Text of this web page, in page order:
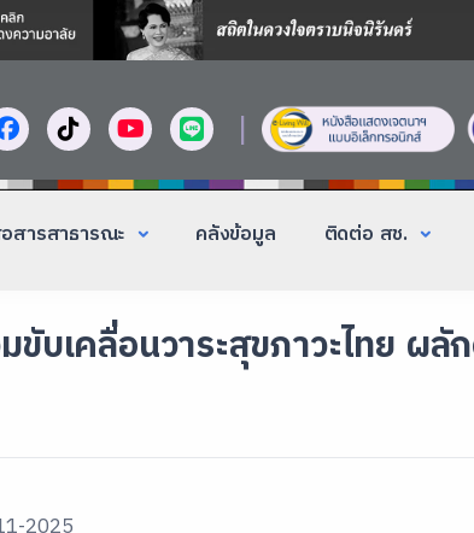
|
สารสาธารณะ คลังข้อมูล ติดต่อ สช.
ขับเคลื่อนวาระสุขภาวะไทย ผ